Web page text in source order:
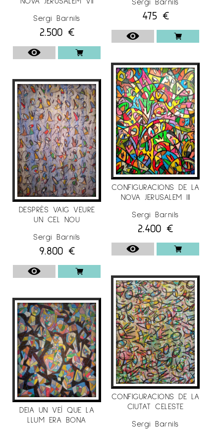
Sergi Barnils
2.500 €
DESPRÈS VAIG VEURE
UN CEL NOU
Sergi Barnils
9.800 €
DEIA UN VEÍ QUE LA
LLUM ERA BONA
475 €
CONFIGURACIONS DE LA
NOVA JERUSALEM III
Sergi Barnils
2.400 €
CONFIGURACIONS DE LA
CIUTAT CELESTE
Sergi Barnils